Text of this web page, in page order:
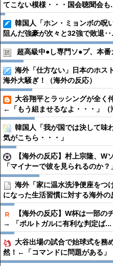
てこない模様・・・国会聴聞会も
韓国人「ホン・ミョンボの呪
阻んだ強豪が次々と32強で敗退
超高級中●︎し専門ソ●︎プ、本番
海外「仕方ない」日本のホス
海外大騒ぎ！（海外の反応）
大谷翔平とラッシングが全く
←「もう組ませるなよ・・・」（
韓国人「我が国では決して味
気がこちら・・・」
【海外の反応】村上宗隆、
「マイナーで彼を見られるのか？
海外「家に温水洗浄便座をつ
になった生活習慣に対する海外の
【海外の反応】W杯は一部の
→ 「ポルトガルに有利な判定ば...
大谷出場の試合で始球式を務
然！←「コマンドに問題がある」